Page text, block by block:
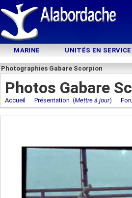
MARINE UNITÉS EN SERVICE
Photographies Gabare Scorpion
Photos Gabare
Accueil Présentation (Mettre à jour)